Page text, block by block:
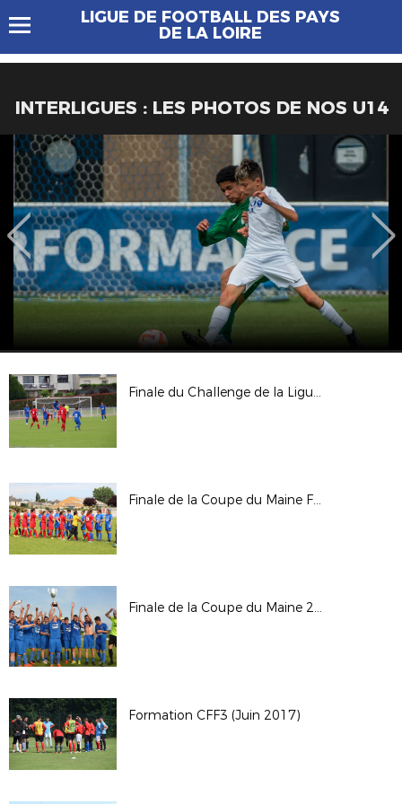
LIGUE DE FOOTBALL DES PAYS
DE LA LOIRE
INTERLIGUES : LES PHOTOS DE NOS U14
Finale du Challenge de la Ligue du Maine 2017
Finale de la Coupe du Maine Féminine 2017
Finale de la Coupe du Maine 2017
Formation CFF3 (Juin 2017)